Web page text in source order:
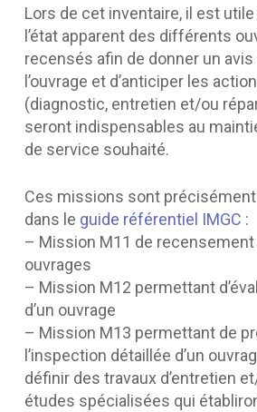
Lors de cet inventaire, il est utile
l’état apparent des différents
recensés afin de donner un avis
l’ouvrage et d’anticiper les
(diagnostic, entretien et/ou
seront indispensables au
de service souhaité.
Ces missions sont
dans le guide référentiel IMGC :
– Mission M11 de recensement
ouvrages
– Mission M12 permettant
d’un ouvrage
– Mission M13 permettant de
l’inspection détaillée d’un
définir des travaux d’entretien
études spécialisées qui